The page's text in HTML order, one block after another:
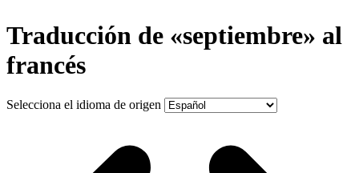
Traducción de «septiembre» al
francés
Selecciona el idioma de origen